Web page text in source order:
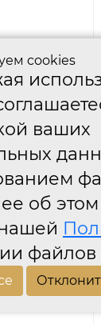
cookies
ваших
об
файлов